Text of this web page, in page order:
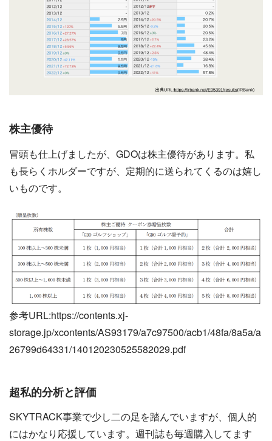
株主優待
冒頭も仕上げましたが、GDOは株主優待があります。私
も長らくホルダーですが、定期的に送られてくるのは嬉し
いものです。
参考URL:https://contents.xj-
storage.jp/xcontents/AS93179/a7c97500/acb1/48fa/8a5a/a
26799d64331/140120230525582029.pdf
超私的分析と評価
SKYTRACK事業で少し二の足を踏んでいますが、個人的
にはかなり応援しています。週刊誌も毎週購入してます